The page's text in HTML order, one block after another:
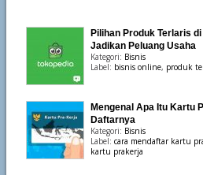
Pilihan Produk Terlaris
Jadikan Peluang Usaha
Kategori: Bisnis
Label: bisnis online, produk
Mengenal Apa Itu Kartu
Daftarnya
Kategori: Bisnis
Label: cara mendaftar kartu
kartu prakerja